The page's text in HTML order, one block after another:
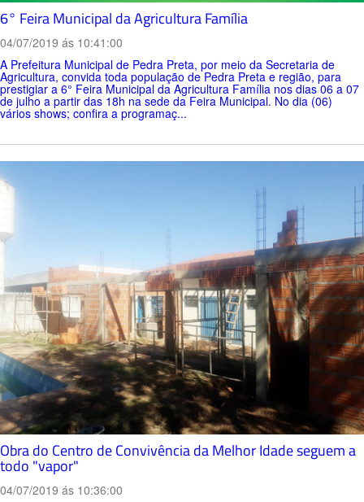
6° Feira Municipal da Agricultura Família
04/07/2019 ás 10:41:00
A Prefeitura Municipal de Pedra Preta, por meio da Secretaria de
Agricultura, convida toda população de Pedra Preta e região, para
prestigiar a 6° Feira Municipal da Agricultura Família nos dias 06 a 07
de julho a partir das 18h na sede da Feira Municipal. No dia (06)
vários shows; confira a programaç...
Obra do Centro de Convivência da Melhor Idade seguem a
todo "vapor"
04/07/2019 ás 10:36:00